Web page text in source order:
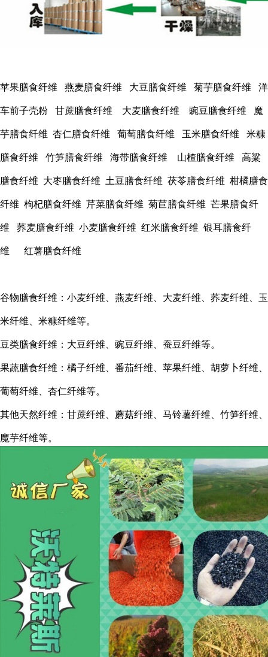
苹果膳食纤维 燕麦膳食纤维 大豆膳食纤维 菊芋膳食纤维 洋
车前子壳粉 甘蔗膳食纤维 大麦膳食纤维 豌豆膳食纤维 魔
芋膳食纤维 杏仁膳食纤维 葡萄膳食纤维 玉米膳食纤维 米糠
膳食纤维 竹笋膳食纤维 海带膳食纤维 山楂膳食纤维 高粱
膳食纤维 大枣膳食纤维 土豆膳食纤维 茯苓膳食纤维 柑橘膳食
纤维 枸杞膳食纤维 芹菜膳食纤维 菊苣膳食纤维 芒果膳食纤
维 荞麦膳食纤维 小麦膳食纤维 红米膳食纤维 银耳膳食纤
维 红薯膳食纤维
谷物膳食纤维：小麦纤维、燕麦纤维、大麦纤维、荞麦纤维、玉
米纤维、米糠纤维等。
豆类膳食纤维：大豆纤维、豌豆纤维、蚕豆纤维等。
果蔬膳食纤维：橘子纤维、番茄纤维、苹果纤维、胡萝卜纤维、
葡萄纤维、杏仁纤维等。
其他天然纤维：甘蔗纤维、蘑菇纤维、马铃薯纤维、竹笋纤维、
魔芋纤维等。